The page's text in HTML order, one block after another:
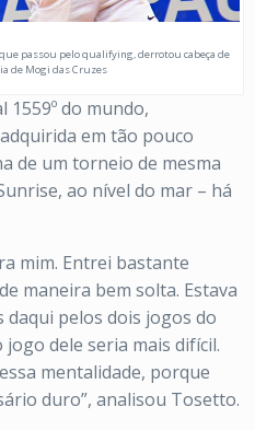
passou pelo qualifying, derrotou cabeça de
de Mogi das Cruzes
do mundo,
em tão pouco
de um torneio de mesma
ao nível do mar – há
mim. Entrei bastante
maneira bem solta. Estava
daqui pelos dois jogos do
dele seria mais difícil.
mentalidade, porque
duro”, analisou Tosetto.